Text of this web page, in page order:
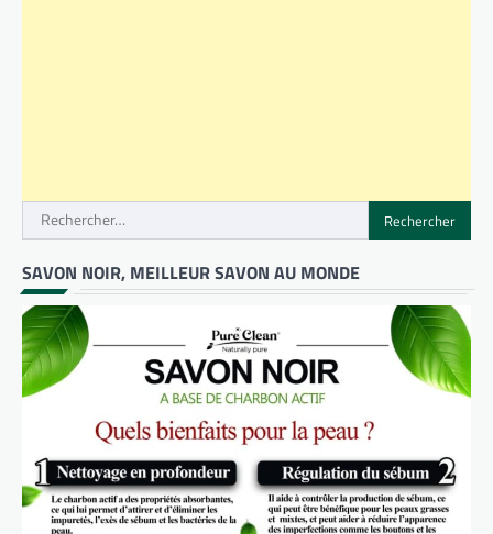
Rechercher :
SAVON NOIR, MEILLEUR SAVON AU MONDE